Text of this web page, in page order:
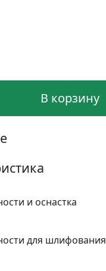
В корзину
и оснастка
для шлифования